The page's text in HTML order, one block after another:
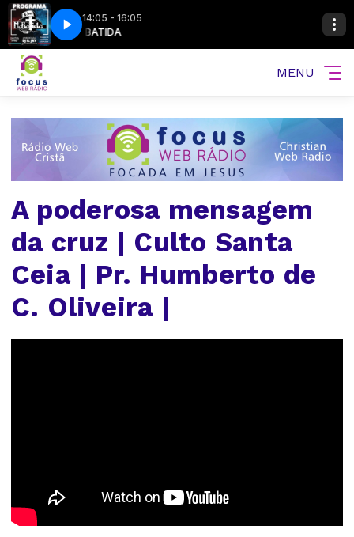
14:05 - 16:05
NA BATIDA
2026-bloco3Madrugada com Louvor - 06-08-2026-bloco3
MENU
A poderosa mensagem
da cruz | Culto Santa
Ceia | Pr. Humberto de
C. Oliveira |